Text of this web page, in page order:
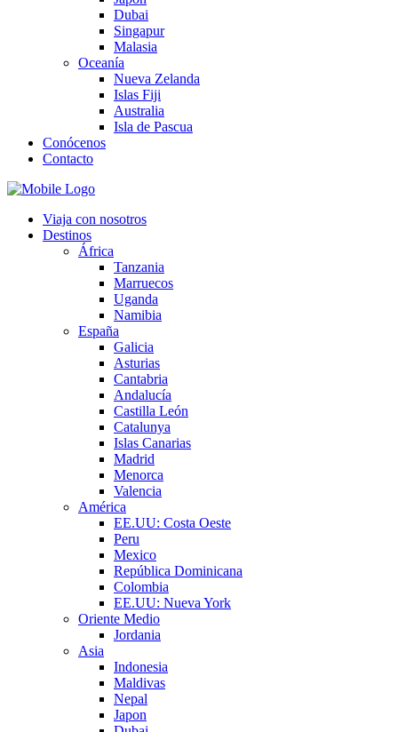
Dubai
Singapur
Malasia
Oceanía
Nueva Zelanda
Islas Fiji
Australia
Isla de Pascua
Conócenos
Contacto
Viaja con nosotros
Destinos
África
Tanzania
Marruecos
Uganda
Namibia
España
Galicia
Asturias
Cantabria
Andalucía
Castilla León
Catalunya
Islas Canarias
Madrid
Menorca
Valencia
América
EE.UU: Costa Oeste
Peru
Mexico
República Dominicana
Colombia
EE.UU: Nueva York
Oriente Medio
Jordania
Asia
Indonesia
Maldivas
Nepal
Japon